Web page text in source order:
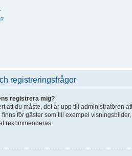
registreringsfrågor
registrera mig?
att du måste, det är upp till administratören
finns för gäster som till exempel
rekommenderas.